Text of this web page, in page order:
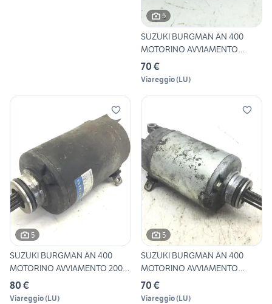
5
SUZUKI BURGMAN AN 400
MOTORINO AVVIAMENTO
STARTER
70 €
Viareggio(LU)
5
SUZUKI BURGMAN AN 400
MOTORINO AVVIAMENTO 2004
BW1
80 €
Viareggio(LU)
5
SUZUKI BURGMAN AN 400
MOTORINO AVVIAMENTO
STARTER
70 €
Viareggio(LU)